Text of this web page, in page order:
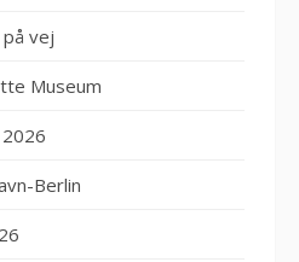
vej
Museum
Berlin